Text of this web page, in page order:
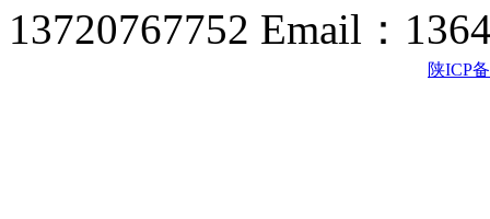
13720767752 Email：
陕ICP